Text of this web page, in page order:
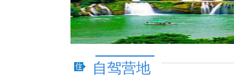
自驾营地